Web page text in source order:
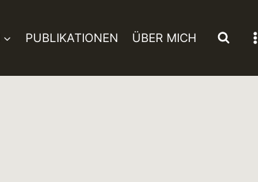
PUBLIKATIONEN ÜBER MICH